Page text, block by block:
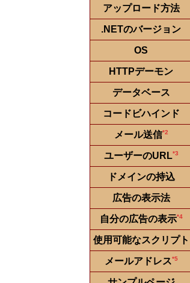
アップロード方法
.NETのバージョン
OS
HTTPデーモン
データベース
コードビハインド
メール送信*2
ユーザーのURL*3
ドメインの持込
広告の表示法
自分の広告の表示*4
使用可能なスクリプト
メールアドレス*5